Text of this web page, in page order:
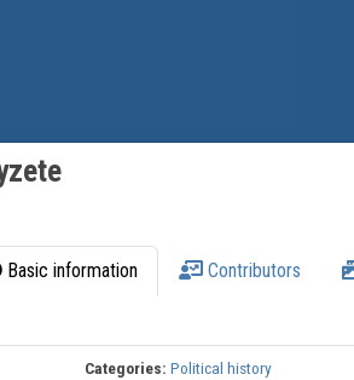
Basic information Contributors
Categories: Political history